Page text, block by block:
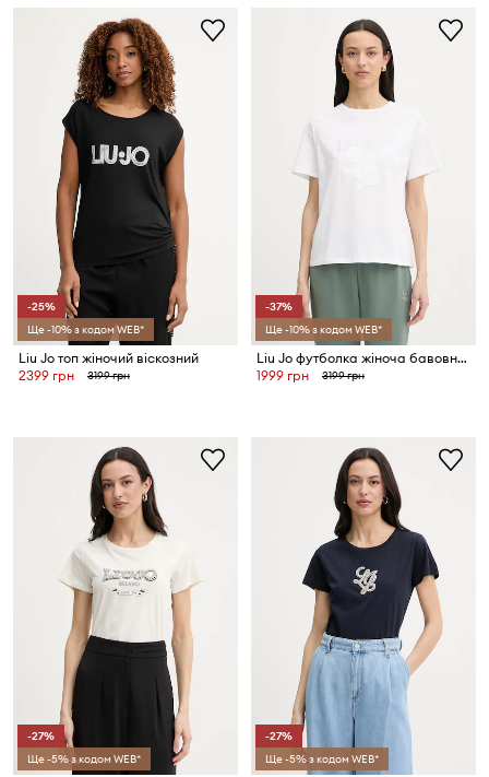
-25%
Ще -10% з кодом WEB*
Liu Jo топ жіночий віскозний
2399 грн
3199 грн
-37%
Ще -10% з кодом WEB*
Liu Jo футболка жіноча бавовняна
1999 грн
3199 грн
-27%
Ще -5% з кодом WEB*
-27%
Ще -5% з кодом WEB*